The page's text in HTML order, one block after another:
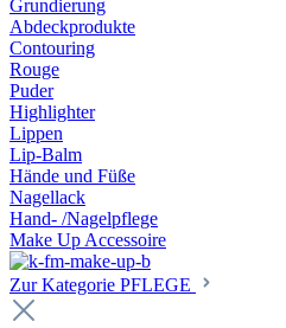
Grundierung
Abdeckprodukte
Contouring
Rouge
Puder
Highlighter
Lippen
Lip-Balm
Hände und Füße
Nagellack
Hand- /Nagelpflege
Make Up Accessoire
Zur Kategorie PFLEGE